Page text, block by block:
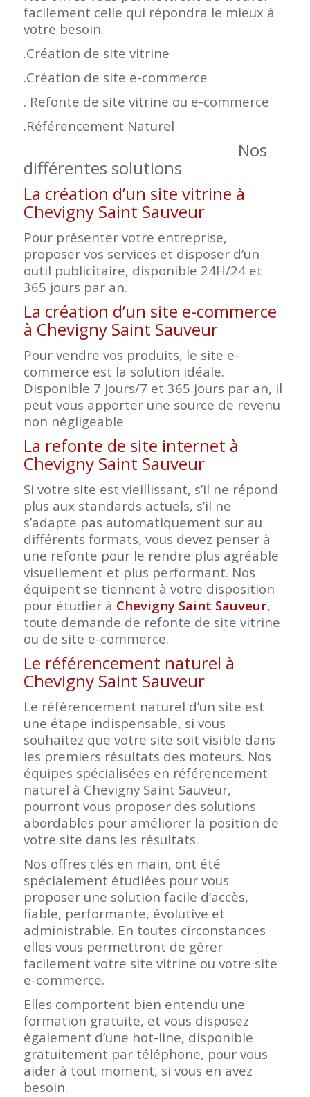
facilement celle qui répondra le mieux à
votre besoin.
.Création de site vitrine
.Création de site e-commerce
. Refonte de site vitrine ou e-commerce
.Référencement Naturel
Nos
différentes solutions
La création d’un site vitrine à
Chevigny Saint Sauveur
Pour présenter votre entreprise,
proposer vos services et disposer d’un
outil publicitaire, disponible 24H/24 et
365 jours par an.
La création d’un site e-commerce
à Chevigny Saint Sauveur
Pour vendre vos produits, le site e-
commerce est la solution idéale.
Disponible 7 jours/7 et 365 jours par an, il
peut vous apporter une source de revenu
non négligeable
La refonte de site internet à
Chevigny Saint Sauveur
Si votre site est vieillissant, s’il ne répond
plus aux standards actuels, s’il ne
s’adapte pas automatiquement sur au
différents formats, vous devez penser à
une refonte pour le rendre plus agréable
visuellement et plus performant. Nos
équipent se tiennent à votre disposition
pour étudier à Chevigny Saint Sauveur,
toute demande de refonte de site vitrine
ou de site e-commerce.
Le référencement naturel à
Chevigny Saint Sauveur
Le référencement naturel d’un site est
une étape indispensable, si vous
souhaitez que votre site soit visible dans
les premiers résultats des moteurs. Nos
équipes spécialisées en référencement
naturel à Chevigny Saint Sauveur,
pourront vous proposer des solutions
abordables pour améliorer la position de
votre site dans les résultats.
Nos offres clés en main, ont été
spécialement étudiées pour vous
proposer une solution facile d’accès,
fiable, performante, évolutive et
administrable. En toutes circonstances
elles vous permettront de gérer
facilement votre site vitrine ou votre site
e-commerce.
Elles comportent bien entendu une
formation gratuite, et vous disposez
également d’une hot-line, disponible
gratuitement par téléphone, pour vous
aider à tout moment, si vous en avez
besoin.